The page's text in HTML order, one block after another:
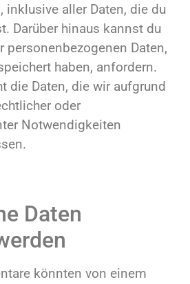
inklusive aller Daten, die du
Darüber hinaus kannst du
personenbezogenen Daten,
haben, anfordern.
die Daten, die wir aufgrund
oder
Notwendigkeiten
Daten
könnten von einem